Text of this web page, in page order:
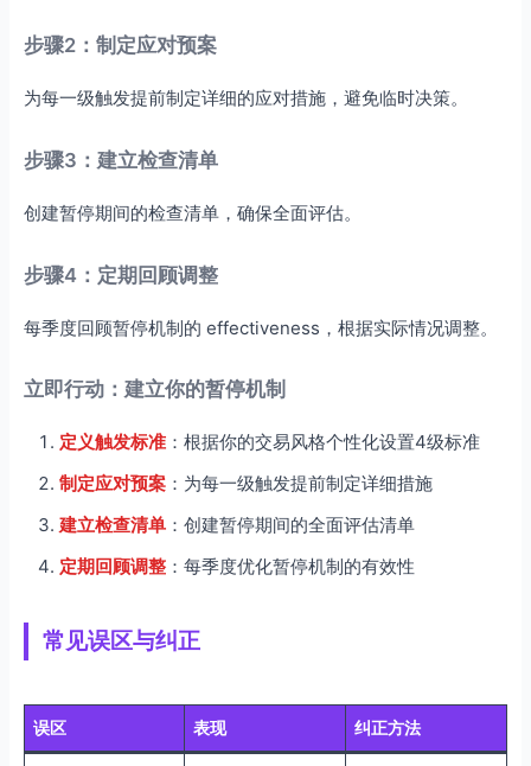
步骤2：制定应对预案
为每一级触发提前制定详细的应对措施，避免临时决策。
步骤3：建立检查清单
创建暂停期间的检查清单，确保全面评估。
步骤4：定期回顾调整
每季度回顾暂停机制的 effectiveness，根据实际情况调整。
立即行动：建立你的暂停机制
定义触发标准 ：根据你的交易风格个性化设置4级标准
制定应对预案 ：为每一级触发提前制定详细措施
建立检查清单 ：创建暂停期间的全面评估清单
定期回顾调整 ：每季度优化暂停机制的有效性
常见误区与纠正
误区 表现 纠正方法